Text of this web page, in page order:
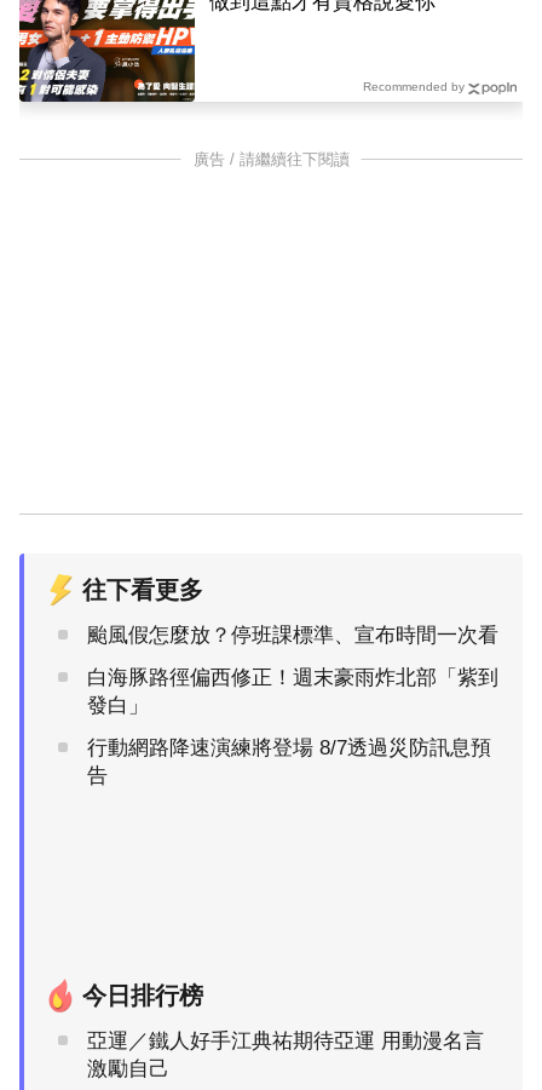
Recommended by
廣告 / 請繼續往下閱讀
往下看更多
颱風假怎麼放？停班課標準、宣布時間一次看
白海豚路徑偏西修正！週末豪雨炸北部「紫到
發白」
行動網路降速演練將登場 8/7透過災防訊息預
告
今日排行榜
亞運／鐵人好手江典祐期待亞運 用動漫名言
激勵自己